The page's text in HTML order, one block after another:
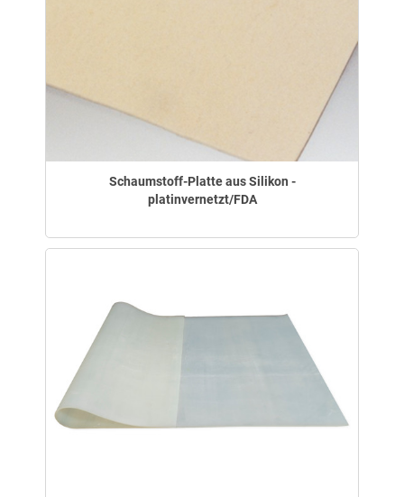
Schaumstoff-Platte aus Silikon -
platinvernetzt/FDA